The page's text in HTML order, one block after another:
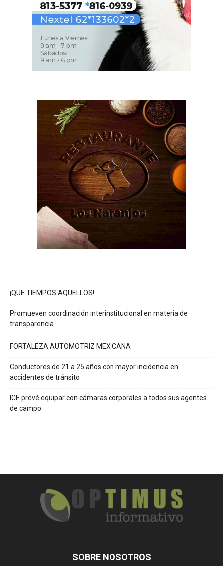
¡QUE TIEMPOS AQUELLOS!
Promueven coordinación interinstitucional en materia de
transparencia
FORTALEZA AUTOMOTRIZ MEXICANA
Conductores de 21 a 25 años con mayor incidencia en
accidentes de tránsito
ICE prevé equipar con cámaras corporales a todos sus agentes
de campo
SOBRE NOSOTROS